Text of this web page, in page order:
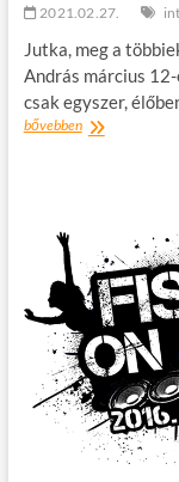
2021.02.27.
Jutka, meg a
András március
csak egyszer,
bővebbenLovasi
együtt
zenél